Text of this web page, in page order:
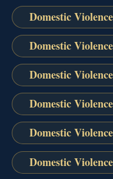
Domestic
Domestic
Domestic
Domestic
Domestic
Domestic